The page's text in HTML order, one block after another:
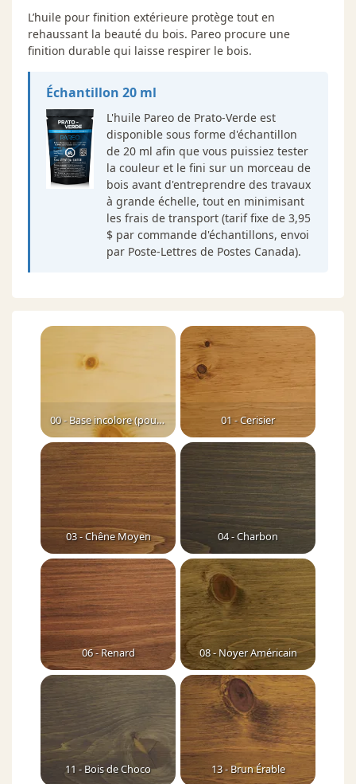
L’huile pour finition extérieure protège tout en
rehaussant la beauté du bois. Pareo procure une
finition durable qui laisse respirer le bois.
Échantillon 20 ml
L'huile Pareo de Prato-Verde est
disponible sous forme d'échantillon
de 20 ml afin que vous puissiez tester
la couleur et le fini sur un morceau de
bois avant d'entreprendre des travaux
à grande échelle, tout en minimisant
les frais de transport (tarif fixe de 3,95
$ par commande d'échantillons, envoi
par Poste-Lettres de Postes Canada).
00 - Base incolore (pour dilution) 01 - Cerisier
03 - Chêne Moyen 04 - Charbon
06 - Renard 08 - Noyer Américain
11 - Bois de Choco 13 - Brun Érable